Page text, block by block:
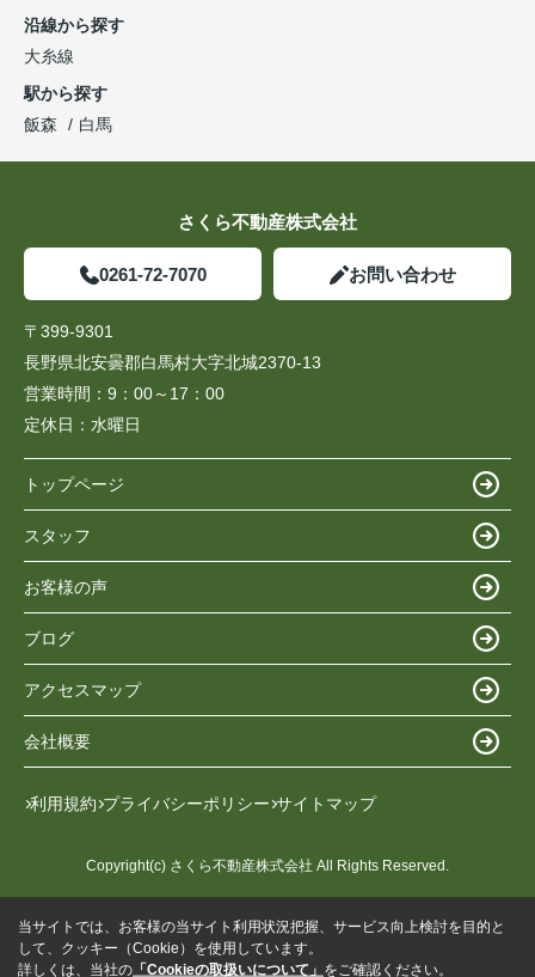
沿線から探す
大糸線
駅から探す
飯森
白馬
さくら不動産株式会社
0261-72-7070 お問い合わせ
〒399-9301
長野県北安曇郡白馬村大字北城2370-13
営業時間： 9：00～17：00
定休日： 水曜日
トップページ
スタッフ
お客様の声
ブログ
アクセスマップ
会社概要
利用規約 プライバシーポリシー サイトマップ
Copyright(c) さくら不動産株式会社 All Rights Reserved.
当サイトでは、お客様の当サイト利用状況把握、サービス向上検討を目的と
して、クッキー（Cookie）を使用しています。
詳しくは、当社の 「Cookieの取扱いについて」 をご確認ください。